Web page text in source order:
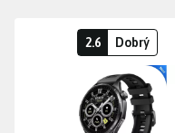
2.6 Dobrý